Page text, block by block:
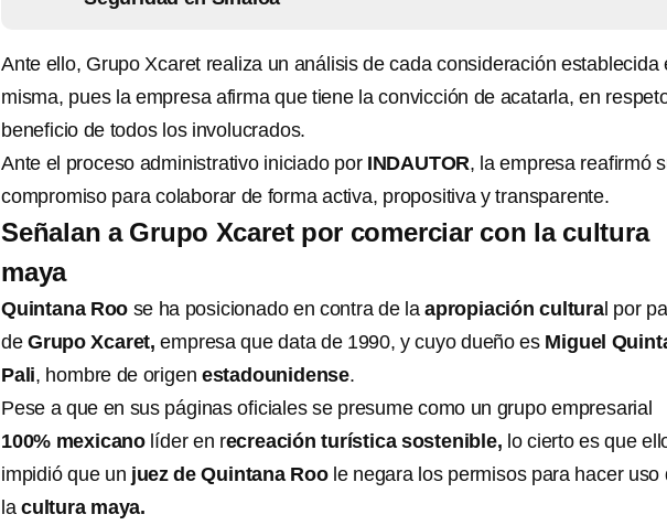
Ante ello, Grupo Xcaret realiza un análisis de cada consideración establecida
misma, pues la empresa afirma que tiene la convicción de acatarla, en
beneficio de todos los involucrados.
Ante el proceso administrativo iniciado por INDAUTOR, la empresa reafirmó
compromiso para colaborar de forma activa, propositiva y transparente.
Señalan a Grupo Xcaret por comerciar con la cultura
maya
Quintana Roo se ha posicionado en contra de laapropiación cultural por
deGrupo Xcaret, empresa que data de 1990, y cuyo dueño es Miguel
Pali, hombre de origen estadounidense.
Pese a que en sus páginas oficiales se presume como un grupo empresarial
100% mexicano líder en recreación turística sostenible, lo cierto es que
impidió que un juez de Quintana Roo le negara los permisos para hacer uso
la cultura maya.